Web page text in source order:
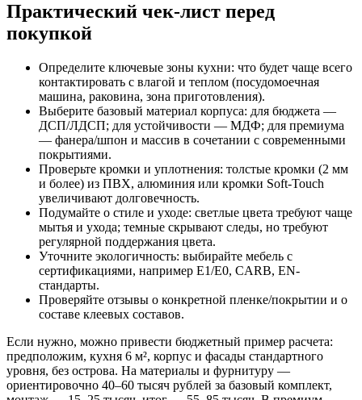
Практический чек-лист перед
покупкой
Определите ключевые зоны кухни: что будет чаще всего
контактировать с влагой и теплом (посудомоечная
машина, раковина, зона приготовления).
Выберите базовый материал корпуса: для бюджета —
ДСП/ЛДСП; для устойчивости — МДФ; для премиума
— фанера/шпон и массив в сочетании с современными
покрытиями.
Проверьте кромки и уплотнения: толстые кромки (2 мм
и более) из ПВХ, алюминия или кромки Soft-Touch
увеличивают долговечность.
Подумайте о стиле и уходе: светлые цвета требуют чаще
мытья и ухода; темные скрывают следы, но требуют
регулярной поддержания цвета.
Уточните экологичность: выбирайте мебель с
сертификациями, например E1/E0, CARB, EN-
стандарты.
Проверяйте отзывы о конкретной пленке/покрытии и о
составе клеевых составов.
Если нужно, можно привести бюджетный пример расчета:
предположим, кухня 6 м², корпус и фасады стандартного
уровня, без острова. На материалы и фурнитуру —
ориентировочно 40–60 тысяч рублей за базовый комплект,